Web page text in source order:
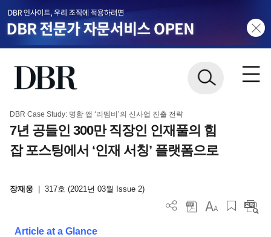
DBR Case Study: 명함 앱 ‘리멤버’의 신사업 진출 전략
7년 공들인 300만 직장인 인재풀의 힘
잡 포스팅에서 ‘인재 서칭’ 플랫폼으로
장재웅 317호 (2021년 03월 Issue 2)
Article at a Glance